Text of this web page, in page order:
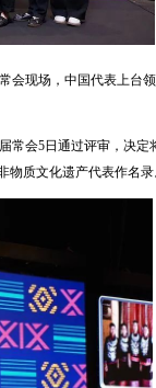
会现场，中国代表上台
常会5日通过评审，决定
质文化遗产代表作名录